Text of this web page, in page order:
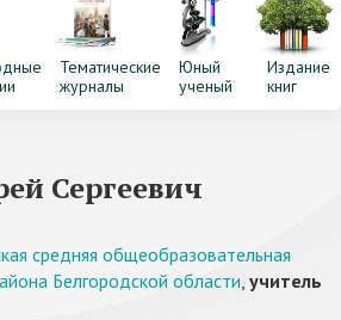
Тематические
журналы
Юный
ученый
Издание
книг
Сергеевич
средняя общеобразовательная
Белгородской области, учитель